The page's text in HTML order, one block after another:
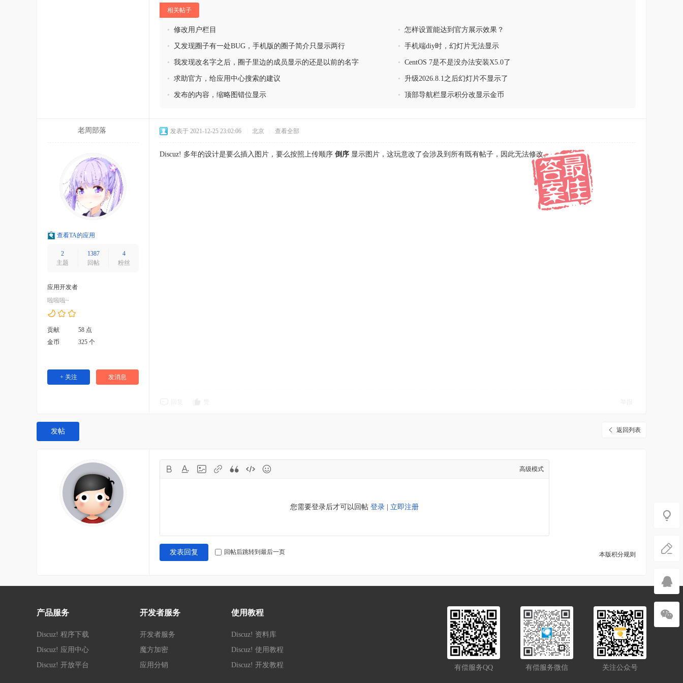
相关帖子
• 修改用户栏目 • 怎样设置能达到官方展示效果？
• 又发现圈子有一处BUG，手机版的圈子简介只显示两行 • 手机端diy时，幻灯片无法显示
• 我发现改名字之后，圈子里边的成员显示的还是以前的名字 • CentOS 7是不是没办法安装X5.0了
• 求助官方，给应用中心搜索的建议 • 升级2026.8.1之后幻灯片不显示了
• 发布的内容，缩略图错位显示 • 顶部导航栏显示积分改显示金币
老周部落
查看TA的应用
2
主题
1387
回帖
4
粉丝
应用开发者
啦啦啦~
贡献
58 点
金币
325 个
+ 关注 发消息
发表于 2021-12-25 23:02:06 北京 查看全部
Discuz! 多年的设计是要么插入图片，要么按照上传顺序 倒序 显示图片，这玩意改了会涉及到所有既有帖子，因此无法修改。
返回列表
发帖
高级模式
您需要登录后才可以回帖 登录 立即注册
本版积分规则
发表回复 回帖后跳转到最后一页
产品服务
Discuz! 程序下载
Discuz! 应用中心
Discuz! 开放平台
开发者服务
开发者服务
魔方加密
应用分销
使用教程
Discuz! 资料库
Discuz! 使用教程
Discuz! 开发教程
关注公众号
有偿服务微信
有偿服务QQ